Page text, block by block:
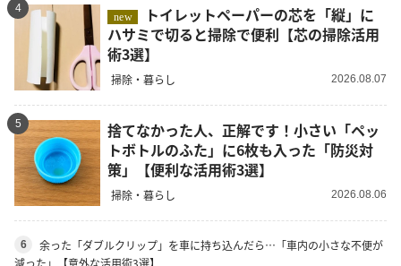
4
new
ハサミで切ると掃除で便利【芯の掃除活用
術3選】
掃除・暮らし 2026.08.07
5
捨てなかった人、正解です！小さい「ペッ
トボトルのふた」に6枚も入った「防災対
策」【便利な活用術3選】
掃除・暮らし 2026.08.06
6
余った「ダブルクリップ」を車に持ち込んだら…「車内の小さな不便が
減った」【意外な活用術3選】